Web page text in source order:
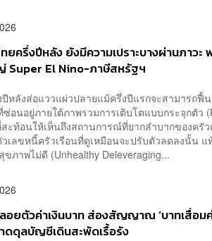
ทยครึ่งปีหลัง ยังมีความเปราะบางผ่านภาวะ
Super El Nino-ภาษีสหรัฐฯ
ปีหลังส่อแววแผ่วปลายแม้ครึ่งปีแรกจะสามารถฟื้
ซ่อนอยู่ภายใต้ภาพรวมการเติบโตแบบกระจุกตัว
ะท้อนให้เห็นถึงสถานการณ์ที่ยากลำบากของครัว
วเลขหนี้ครัวเรือนที่ดูเหมือนจะปรับตัวลดลงนั้น แ
ภาพไม่ดี (Unhealthy Deleveraging...
อยตัวค่าเงินบาท ส่องสัญญาณ ‘บาทเสื่อมค่
ดดุลบัญชีเดินสะพัดเรื้อรัง